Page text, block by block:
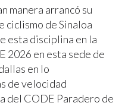
manera arrancó su
ciclismo de Sinaloa
esta disciplina en la
2026 en esta sede de
en lo
de velocidad
del CODE Paradero de